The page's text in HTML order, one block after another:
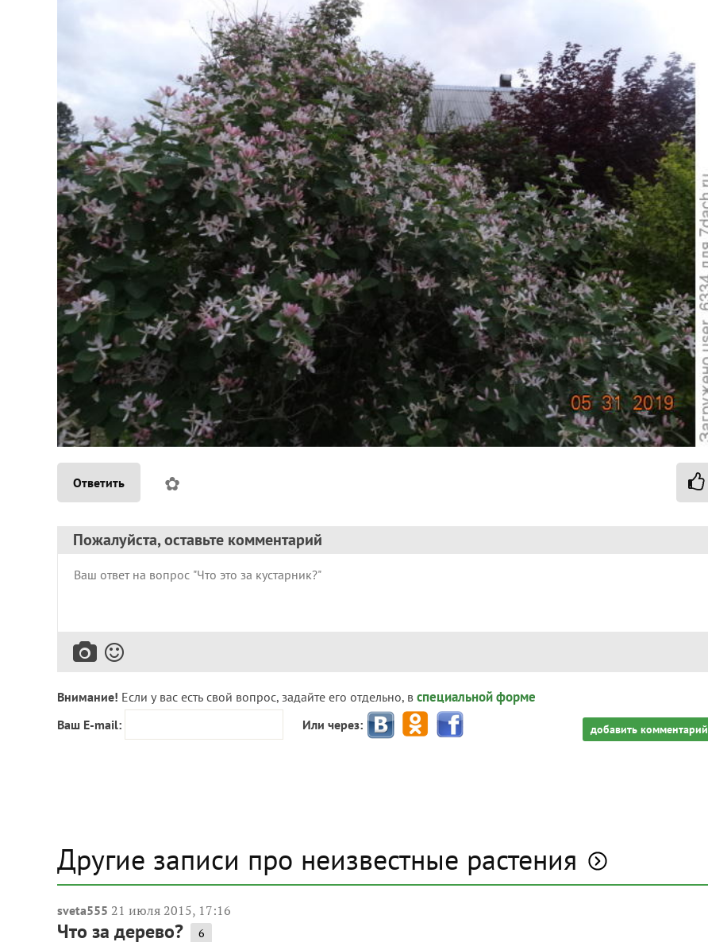
Ответить ✿
Пожалуйста, оставьте комментарий
Внимание! Если у вас есть свой вопрос, задайте его отдельно, в специальной форме
Ваш E-mail: Или через: добавить комментарий
Другие записи про неизвестные растения
sveta555 21 июля 2015, 17:16
Что за дерево? 6